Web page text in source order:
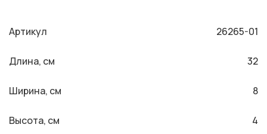
Артикул 26265-01
Длина, см 32
Ширина, см 8
Высота, см 4